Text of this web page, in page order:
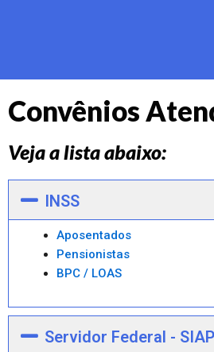
Convênios
Veja a lista abaixo:
INSS
Aposentados
Pensionistas
BPC / LOAS
Servidor Federal -